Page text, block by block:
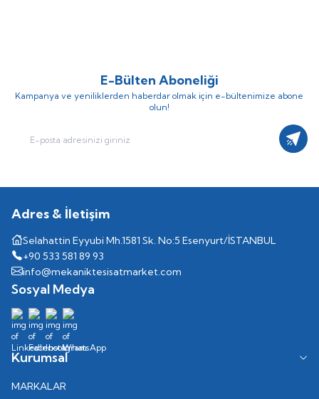
E-Bülten Aboneliği
Kampanya ve yeniliklerden haberdar olmak için e-bültenimize abone
olun!
Adres & İletişim
Selahattin Eyyubi Mh.1581 Sk. No:5 Esenyurt/İSTANBUL
+90 533 581 89 93
info@mekaniktesisatmarket.com
Sosyal Medya
Kurumsal
MARKALAR